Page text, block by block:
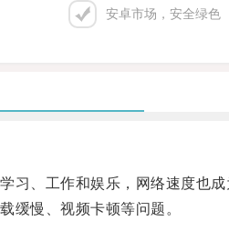
安卓市场，安全绿色
、工作和娱乐，网络速度也成
慢、视频卡顿等问题。